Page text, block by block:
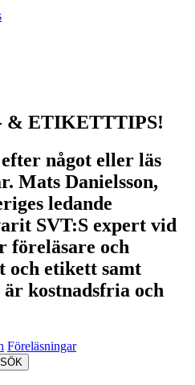
& ETIKETTTIPS!
något eller läs
Mats Danielsson,
ledande
SVT:S expert vid
föreläsare och
och etikett samt
är kostnadsfria och
Föreläsningar